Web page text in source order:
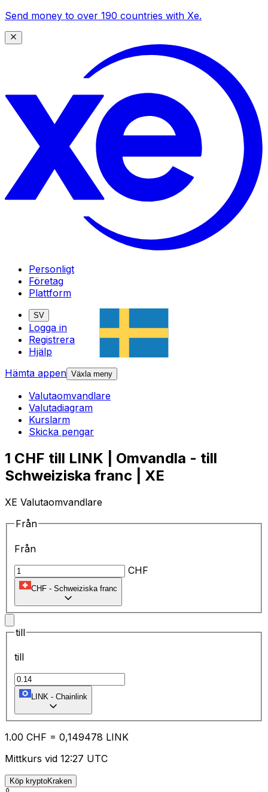
Send money to over 190 countries with Xe.
Personligt
Företag
Plattform
SV
Logga in
Registrera
Hjälp
Hämta appen Växla meny
Valutaomvandlare
Valutadiagram
Kurslarm
Skicka pengar
1 CHF till LINK | Omvandla - till
Schweiziska franc | XE
XE Valutaomvandlare
Från
Från
CHF
CHF - Schweiziska franc
till
till
LINK - Chainlink
1.00 CHF = 0,149478 LINK
Mittkurs vid 12:27 UTC
Köp kryptoKraken